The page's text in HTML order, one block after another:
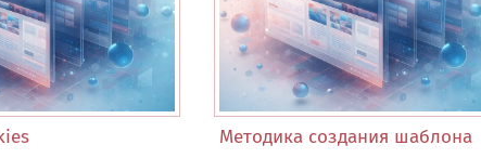
Методика создания шаблона